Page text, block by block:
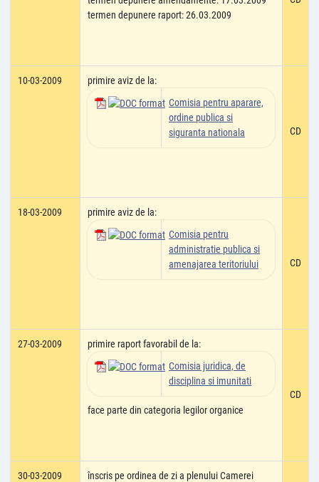
termen depunere raport: 26.03.2009
10-03-2009
primire aviz de la:
Comisia pentru aparare,
ordine publica si
siguranta nationala
CD
18-03-2009
primire aviz de la:
Comisia pentru
administratie publica si
amenajarea teritoriului
CD
27-03-2009
primire raport favorabil de la:
Comisia juridica, de
disciplina si imunitati
face parte din categoria legilor organice
CD
30-03-2009
înscris pe ordinea de zi a plenului Camerei